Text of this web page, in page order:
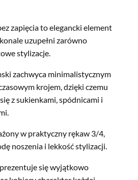
zapięcia to elegancki element
uzupełni zarówno
stylizacje.
zachwyca minimalistycznym
krojem, dzięki czemu
z sukienkami, spódnicami i
w praktyczny rękaw 3/4,
noszenia i lekkość stylizacji.
się wyjątkowo